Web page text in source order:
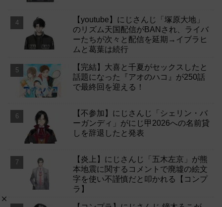
【youtube】にじさんじ「塚原大地」
のリズム天国配信がBANされ、ライバ
ーたちが次々と配信を延期→イブラヒ
ムと葛葉は続行
【完結】大喜と千夏がセックスしたと
話題になった『アオのハコ』が250話
で最終回を迎える！
【不参加】にじさんじ「シェリン・バ
ーガンディ」がにじ甲2026への名前貸
しを辞退したと発表
【炎上】にじさんじ「五木左京」が熊
本地震に関するコメントで廃墟の絵文
字を使い不謹慎だと叩かれる【コンプ
ラ】